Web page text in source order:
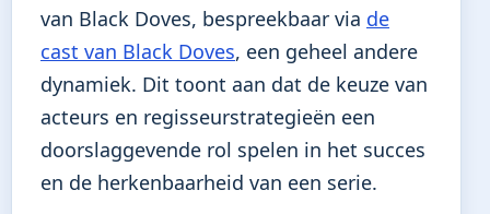
van Black Doves, bespreekbaar via de
cast van Black Doves, een geheel andere
dynamiek. Dit toont aan dat de keuze van
acteurs en regisseurstrategieën een
doorslaggevende rol spelen in het succes
en de herkenbaarheid van een serie.